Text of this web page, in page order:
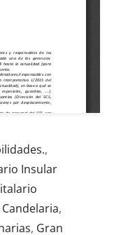
,
Insular
,
, Gran